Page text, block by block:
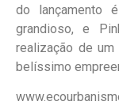
do lançamento
grandioso, e
realização de
belíssimo